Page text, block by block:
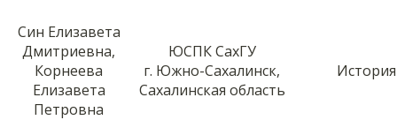
Син Елизавета
Дмитриевна,
Корнеева
Елизавета
Петровна
ЮСПК СахГУ
г. Южно-Сахалинск,
Сахалинская область
История